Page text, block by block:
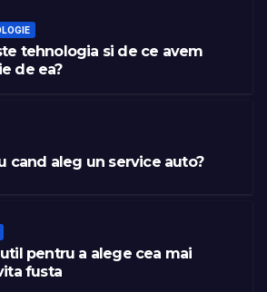
tehnologia si de ce avem
de ea?
cand aleg un service auto?
pentru a alege cea mai
fusta